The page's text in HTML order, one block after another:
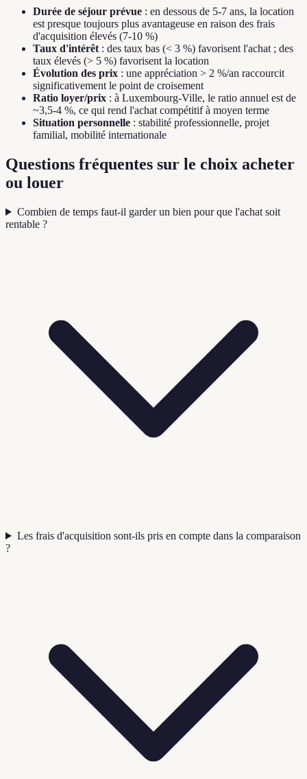
Durée de séjour prévue : en dessous de 5-7 ans, la location
est presque toujours plus avantageuse en raison des frais
d'acquisition élevés (7-10 %)
Taux d'intérêt : des taux bas (< 3 %) favorisent l'achat ; des
taux élevés (> 5 %) favorisent la location
Évolution des prix : une appréciation > 2 %/an raccourcit
significativement le point de croisement
Ratio loyer/prix : à Luxembourg-Ville, le ratio annuel est de
~3,5-4 %, ce qui rend l'achat compétitif à moyen terme
Situation personnelle : stabilité professionnelle, projet
familial, mobilité internationale
Questions fréquentes sur le choix acheter
ou louer
Combien de temps faut-il garder un bien pour que l'achat soit
rentable ?
Les frais d'acquisition sont-ils pris en compte dans la comparaison
?